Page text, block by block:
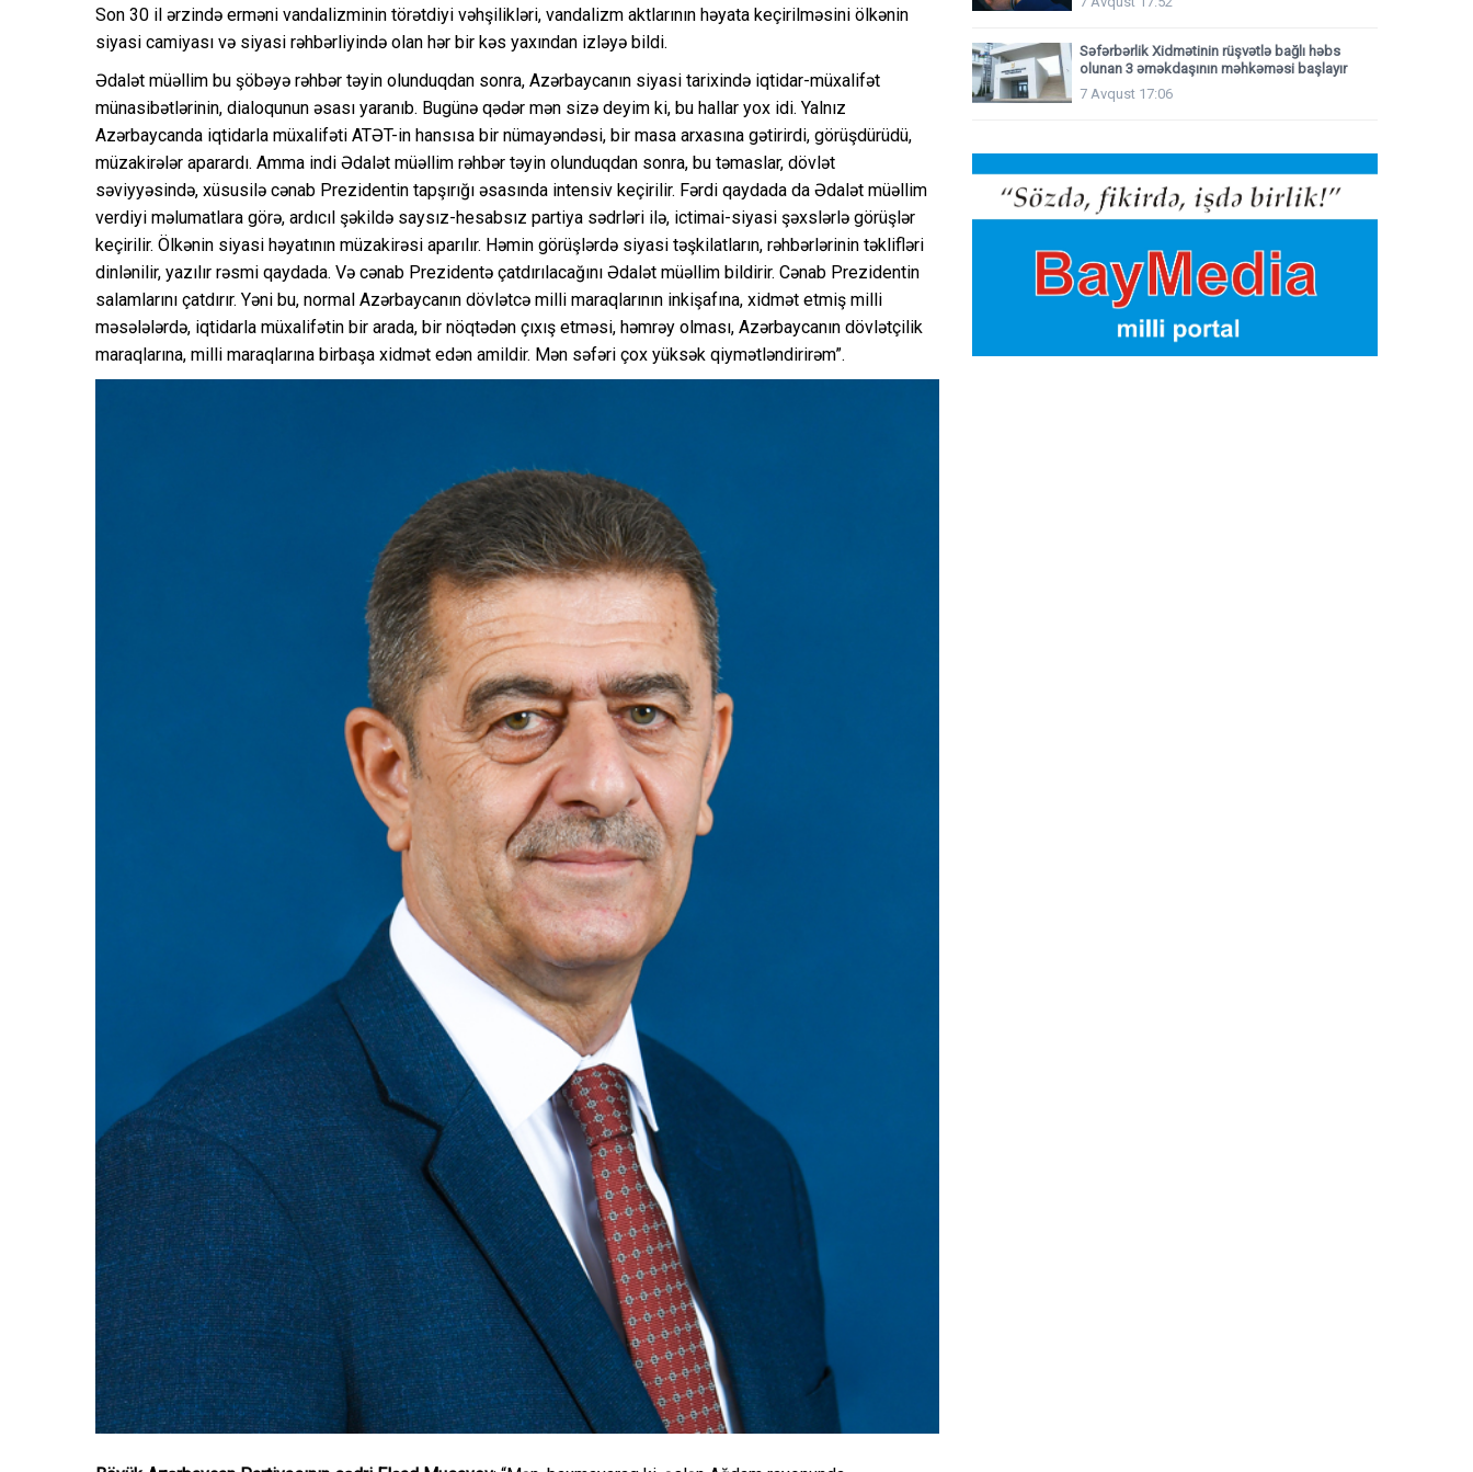
Son 30 il ərzində erməni vandalizminin törətdiyi vəhşilikləri, vandalizm aktlarının həyata keçirilməsini ölkənin
siyasi camiyası və siyasi rəhbərliyində olan hər bir kəs yaxından izləyə bildi.
Ədalət müəllim bu şöbəyə rəhbər təyin olunduqdan sonra, Azərbaycanın siyasi tarixində iqtidar-müxalifət
münasibətlərinin, dialoqunun əsası yaranıb. Bugünə qədər mən sizə deyim ki, bu hallar yox idi. Yalnız
Azərbaycanda iqtidarla müxalifəti ATƏT-in hansısa bir nümayəndəsi, bir masa arxasına gətirirdi, görüşdürüdü,
müzakirələr aparardı. Amma indi Ədalət müəllim rəhbər təyin olunduqdan sonra, bu təmaslar, dövlət
səviyyəsində, xüsusilə cənab Prezidentin tapşırığı əsasında intensiv keçirilir. Fərdi qaydada da Ədalət müəllim
verdiyi məlumatlara görə, ardıcıl şəkildə saysız-hesabsız partiya sədrləri ilə, ictimai-siyasi şəxslərlə görüşlər
keçirilir. Ölkənin siyasi həyatının müzakirəsi aparılır. Həmin görüşlərdə siyasi təşkilatların, rəhbərlərinin təklifləri
dinlənilir, yazılır rəsmi qaydada. Və cənab Prezidentə çatdırılacağını Ədalət müəllim bildirir. Cənab Prezidentin
salamlarını çatdırır. Yəni bu, normal Azərbaycanın dövlətcə milli maraqlarının inkişafına, xidmət etmiş milli
məsələlərdə, iqtidarla müxalifətin bir arada, bir nöqtədən çıxış etməsi, həmrəy olması, Azərbaycanın dövlətçilik
maraqlarına, milli maraqlarına birbaşa xidmət edən amildir. Mən səfəri çox yüksək qiymətləndirirəm”.
Səfərbərlik Xidmətinin rüşvətlə bağlı həbs
olunan 3 əməkdaşının məhkəməsi başlayır
7 Avqust 17:06